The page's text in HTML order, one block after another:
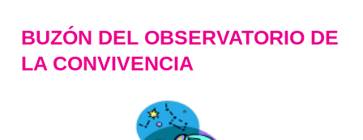
BUZÓN DEL OBSERVATORIO DE
LA CONVIVENCIA